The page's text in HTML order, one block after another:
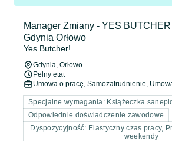
Manager Zmiany - YES
Gdynia Orłowo
Yes Butcher!
Gdynia, Orłowo
Pełny etat
Umowa o pracę, Samozatrudnienie,
Specjalne wymagania: Książeczka
Odpowiednie doświadczenie zawodowe
Dyspozycyjność: Elastyczny czas pracy,
weekendy